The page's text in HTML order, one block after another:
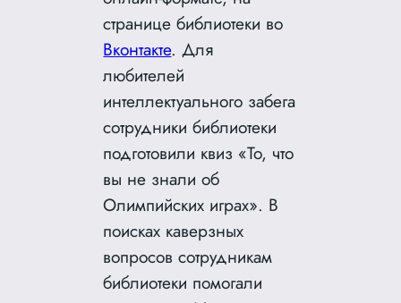
странице библиотеки во
Вконтакте. Для
любителей
интеллектуального забега
сотрудники библиотеки
подготовили квиз «То, что
вы не знали об
Олимпийских играх». В
поисках каверзных
вопросов сотрудникам
библиотеки помогали